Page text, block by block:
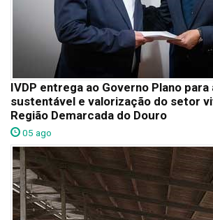
IVDP entrega ao Governo Plano
sustentável e valorização do setor
Região Demarcada do Douro
05 ago